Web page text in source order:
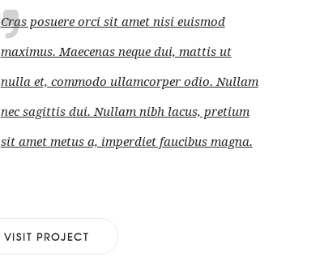
Cras posuere orci sit amet nisi euismod
maximus. Maecenas neque dui, mattis ut
nulla et, commodo ullamcorper odio. Nullam
nec sagittis dui. Nullam nibh lacus, pretium
sit amet metus a, imperdiet faucibus magna.
VISIT PROJECT